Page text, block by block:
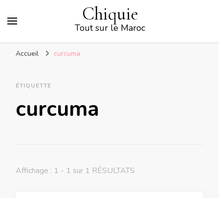
Chiquie
Tout sur le Maroc
Accueil curcuma
ÉTIQUETTE
curcuma
Affichage : 1 - 1 sur 1 RÉSULTATS